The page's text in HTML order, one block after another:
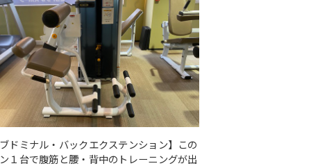
ドミナル・バックエクステンション】この
１台で腹筋と腰・背中のトレーニングが出